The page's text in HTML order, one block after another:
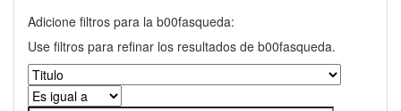
Adicione filtros para la b00fasqueda:
Use filtros para refinar los resultados de b00fasqueda.